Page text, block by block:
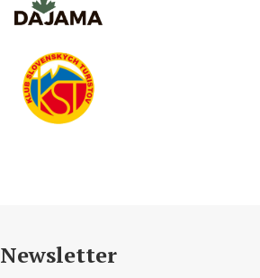
Newsletter